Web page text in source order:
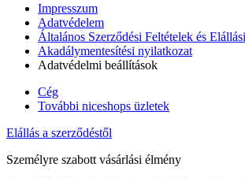
Impresszum
Adatvédelem
Általános Szerződési Feltételek és
Akadálymentesítési nyilatkozat
Adatvédelmi beállítások
Cég
További niceshops üzletek
Elállás a szerződéstől
Személyre szabott vásárlási élmény